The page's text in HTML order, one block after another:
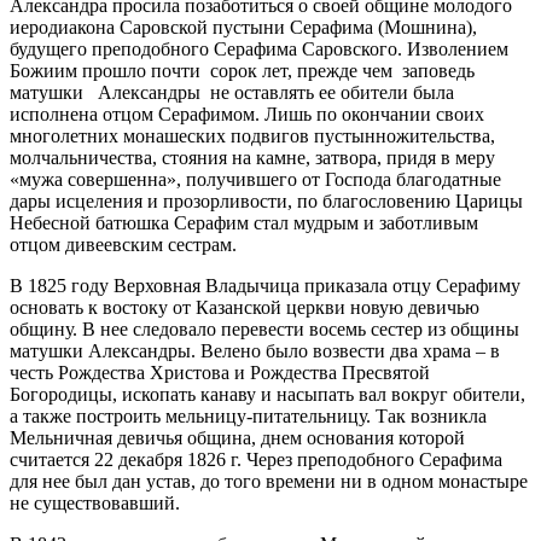
Александра просила позаботиться о своей общине молодого
иеродиакона Саровской пустыни Серафима (Мошнина),
будущего преподобного Серафима Саровского. Изволением
Божиим прошло почти сорок лет, прежде чем заповедь
матушки Александры не оставлять ее обители была
исполнена отцом Серафимом. Лишь по окончании своих
многолетних монашеских подвигов пустынножительства,
молчальничества, стояния на камне, затвора, придя в меру
«мужа совершенна», получившего от Господа благодатные
дары исцеления и прозорливости, по благословению Царицы
Небесной батюшка Серафим стал мудрым и заботливым
отцом дивеевским сестрам.
В 1825 году Верховная Владычица приказала отцу Серафиму
основать к востоку от Казанской церкви новую девичью
общину. В нее следовало перевести восемь сестер из общины
матушки Александры. Велено было возвести два храма – в
честь Рождества Христова и Рождества Пресвятой
Богородицы, ископать канаву и насыпать вал вокруг обители,
а также построить мельницу-питательницу. Так возникла
Мельничная девичья община, днем основания которой
считается 22 декабря 1826 г. Через преподобного Серафима
для нее был дан устав, до того времени ни в одном монастыре
не существовавший.